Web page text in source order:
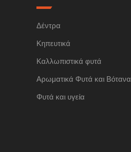
Δέντρα
Κηπευτικά
Καλλωπιστικά φυτά
Αρωματικά Φυτά και Βότανα
Φυτά και υγεία